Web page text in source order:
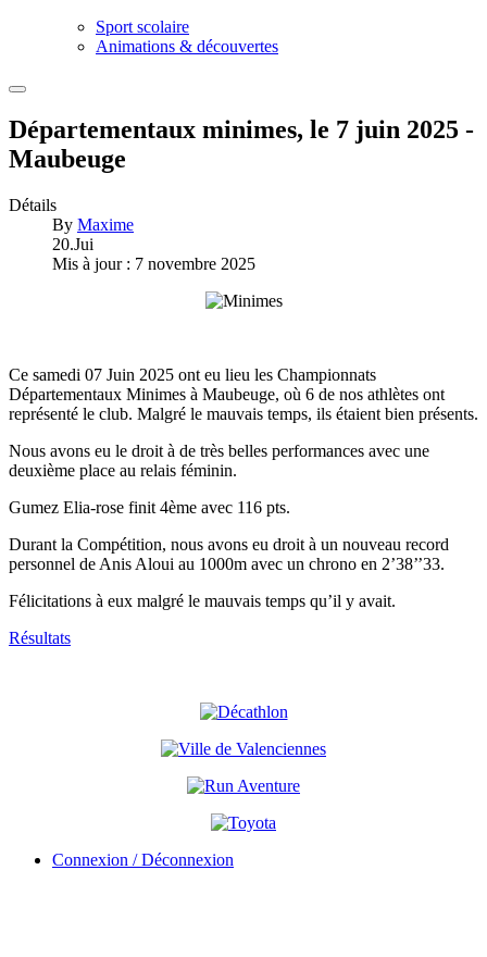
Sport scolaire
Animations & découvertes
Départementaux minimes, le 7 juin 2025 -
Maubeuge
Détails
By Maxime
20.Jui
Mis à jour : 7 novembre 2025
Ce samedi 07 Juin 2025 ont eu lieu les Championnats
Départementaux Minimes à Maubeuge, où 6 de nos athlètes ont
représenté le club. Malgré le mauvais temps, ils étaient bien présents.
Nous avons eu le droit à de très belles performances avec une
deuxième place au relais féminin.
Gumez Elia-rose finit 4ème avec 116 pts.
Durant la Compétition, nous avons eu droit à un nouveau record
personnel de Anis Aloui au 1000m avec un chrono en 2’38’’33.
Félicitations à eux malgré le mauvais temps qu’il y avait.
Résultats
Connexion / Déconnexion